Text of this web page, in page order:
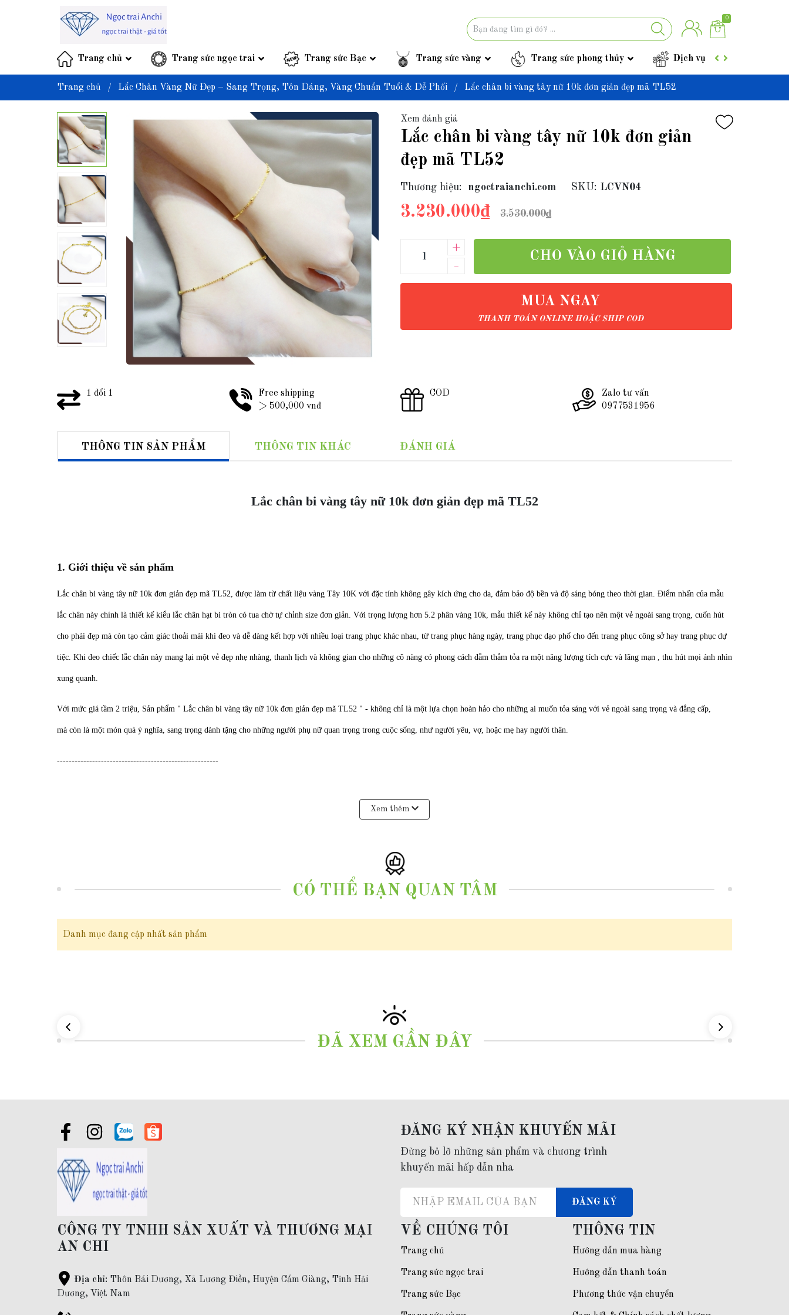
0
Trang chủ Trang sức ngọc trai Trang sức Bạc Trang sức vàng Trang sức phong thủy Dịch vụ
Trang chủ / Lắc Chân Vàng Nữ Đẹp – Sang Trọng, Tôn Dáng, Vàng Chuẩn Tuổi & Dễ Phối / Lắc chân bi vàng tây nữ 10k đơn giản đẹp mã TL52
Xem đánh giá
Lắc chân bi vàng tây nữ 10k đơn giản
đẹp mã TL52
Thương hiệu: ngoctraianchi.com SKU: LCVN04
3.230.000₫ 3.530.000₫
–
+
CHO VÀO GIỎ HÀNG
MUA NGAY
THANH TOÁN ONLINE HOẶC SHIP COD
1 đổi 1
Free shipping
> 500,000 vnđ
COD
Zalo tư vấn
0977531956
THÔNG TIN SẢN PHẨM THÔNG TIN KHÁC ĐÁNH GIÁ
Lắc chân bi vàng tây nữ 10k đơn giản đẹp mã TL52
1. Giới thiệu về sản phẩm
Lắc chân bi vàng tây nữ 10k đơn giản đẹp mã TL52, được làm từ chất liệu vàng Tây 10K với đặc tính không gây kích ứng cho da, đảm bảo độ bền và độ sáng bóng theo thời gian. Điểm nhấn của mẫu
lắc chân này chính là thiết kế kiểu lắc chân hạt bi tròn có tua chờ tự chỉnh size đơn giản. Với trọng lượng hơn 5.2 phân vàng 10k, mẫu thiết kế này không chỉ tạo nên một vẻ ngoài sang trọng, cuốn hút
cho phái đẹp mà còn tạo cảm giác thoải mái khi đeo và dễ dàng kết hợp với nhiều loại trang phục khác nhau, từ trang phục hàng ngày, trang phục dạo phố cho đến trang phục công sở hay trang phục dự
tiệc. Khi đeo chiếc lắc chân này mang lại một vẻ đẹp nhẹ nhàng, thanh lịch và không gian cho những cô nàng có phong cách đằm thắm tỏa ra một năng lượng tích cực và lãng mạn , thu hút mọi ánh nhìn
xung quanh.
Với mức giá tầm 2 triệu, Sản phẩm " Lắc chân bi vàng tây nữ 10k đơn giản đẹp mã TL52 " - không chỉ là một lựa chọn hoàn hảo cho những ai muốn tỏa sáng với vẻ ngoài sang trọng và đẳng cấp,
mà còn là một món quà ý nghĩa, sang trọng dành tặng cho những người phụ nữ quan trọng trong cuộc sống, như người yêu, vợ, hoặc mẹ hay người thân.
-------------------------------------------------------
vàng tây 10 karat - có giấy đảm bảo chất lượng chuẩn vàng 10k và giấy cam kết thu mua lại sản phẩm vàng cũ
Kiểu dáng:Lắc chân bi vàng tây 10k đơn giản có tua chờ tự chỉnh size
Giao hàng toàn quốc và thanh toán khi nhận được hàng ( ship code)
Xem thêm
CÓ THỂ BẠN QUAN TÂM
Danh mục đang cập nhất sản phẩm
ĐÃ XEM GẦN ĐÂY
ĐĂNG KÝ NHẬN KHUYẾN MÃI
Đừng bỏ lỡ những sản phẩm và chương trình
khuyến mãi hấp dẫn nha
ĐĂNG KÝ
CÔNG TY TNHH SẢN XUẤT VÀ THƯƠNG MẠI
AN CHI
Địa chỉ: Thôn Bái Dương, Xã Lương Điền, Huyện Cẩm Giàng, Tỉnh Hải
Dương, Việt Nam
VỀ CHÚNG TÔI
Trang chủ
Trang sức ngọc trai
Trang sức Bạc
THÔNG TIN
Hướng dẫn mua hàng
Hướng dẫn thanh toán
Phương thức vận chuyển